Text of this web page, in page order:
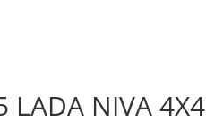
LADA NIVA 4X4